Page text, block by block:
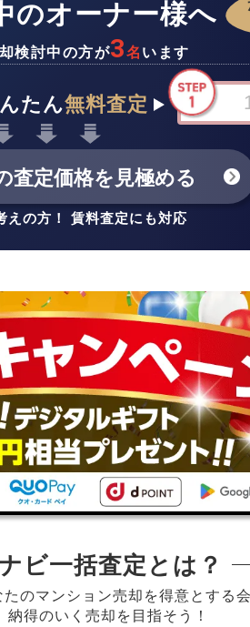
のオーナー様へ
検討中の方が3名 います
たん無料査定
査定価格を見極める
えの方！ 賃料査定にも対応
ビ一括査定とは？
たのマンション売却を得意とする
得のいく売却を目指そう！